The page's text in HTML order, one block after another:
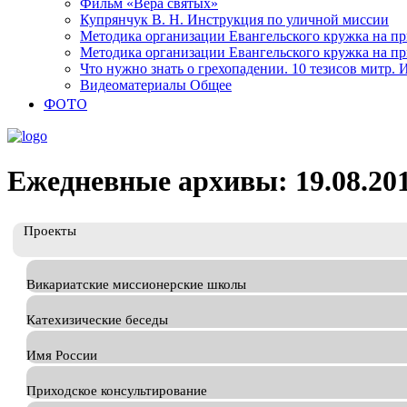
Фильм «Вера святых»
Купрянчук В. Н. Инструкция по уличной миссии
Методика организации Евангельского кружка на
Методика организации Евангельского кружка на
Что нужно знать о грехопадении. 10 тезисов митр.
Видеоматериалы Общее
ФОТО
Ежедневные архивы:
Проекты
Викариатские миссионерские школы
Катехизические беседы
Имя России
Приходское консультирование